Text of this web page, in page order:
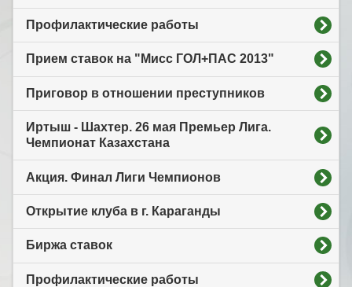
Профилактические работы
Прием ставок на "Мисс ГОЛ+ПАС 2013"
Приговор в отношении преступников
Иртыш - Шахтер. 26 мая Премьер Лига.
Чемпионат Казахстана
Акция. Финал Лиги Чемпионов
Открытие клуба в г. Караганды
Биржа ставок
Профилактические работы